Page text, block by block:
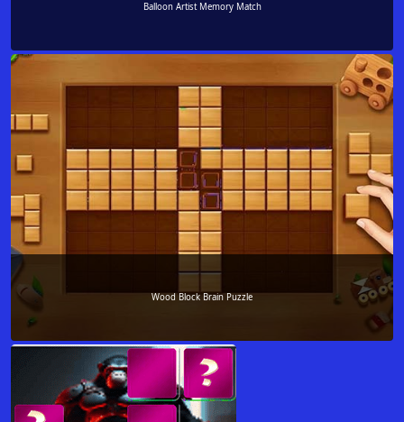
Balloon Artist Memory Match
Wood Block Brain Puzzle